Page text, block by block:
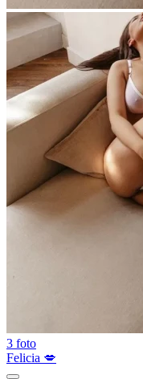
3 foto
Felicia 💋